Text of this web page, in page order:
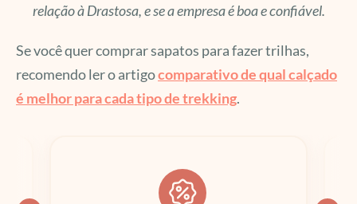
relação à Drastosa, e se a empresa é boa e confiável.
Se você quer comprar sapatos para fazer trilhas,
recomendo ler o artigocomparativo de qual calçado
é melhor para cada tipo de trekking.